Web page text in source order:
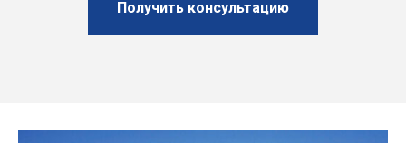
Получить консультацию